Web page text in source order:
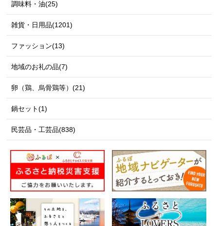
調味料・油(25)
雑貨・日用品(1201)
ファッション(13)
地域のお礼の品(7)
卵（鶏、烏骨鶏等）(21)
鍋セット(1)
民芸品・工芸品(838)